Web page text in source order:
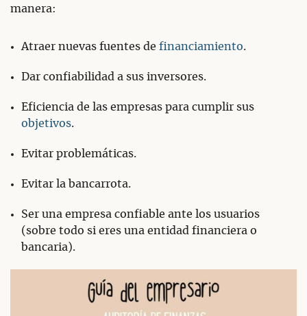
manera:
Atraer nuevas fuentes de financiamiento.
Dar confiabilidad a sus inversores.
Eficiencia de las empresas para cumplir sus
objetivos.
Evitar problemáticas.
Evitar la bancarrota.
Ser una empresa confiable ante los usuarios
(sobre todo si eres una entidad financiera o
bancaria).